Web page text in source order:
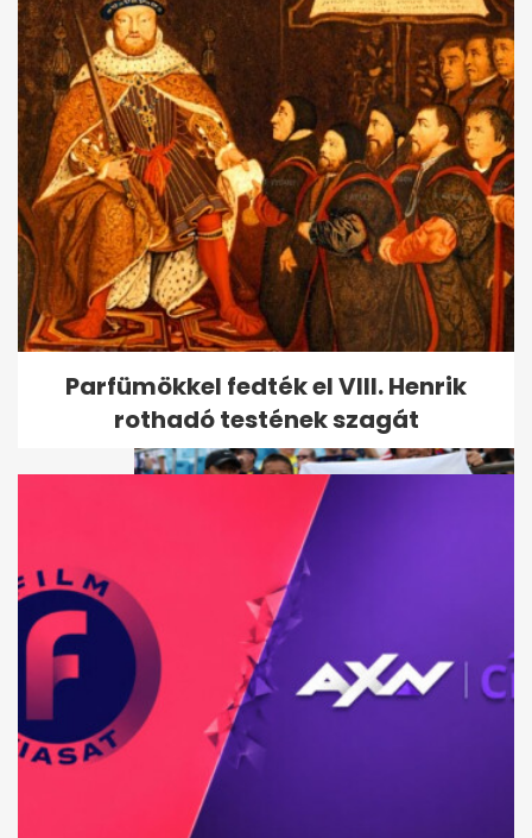
Telegraph: Az UEFA
hatszámjegyű végkielégítést
adott egy női...
Elnézést kért a dél-koreai
szövetség a bíróknak adott...
Parfümökkel fedték el VIII. Henrik
rothadó testének szagát